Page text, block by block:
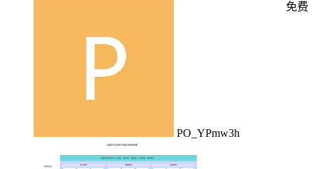
PO_YPmw3h
免费